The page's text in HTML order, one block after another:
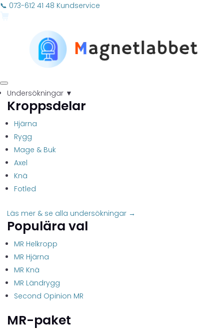
📞 073-612 41 48 Kundservice
Undersökningar ▼
Kroppsdelar
Hjärna
Rygg
Mage & Buk
Axel
Knä
Fotled
Läs mer & se alla undersökningar →
Populära val
MR Helkropp
MR Hjärna
MR Knä
MR Ländrygg
Second Opinion MR
MR-paket